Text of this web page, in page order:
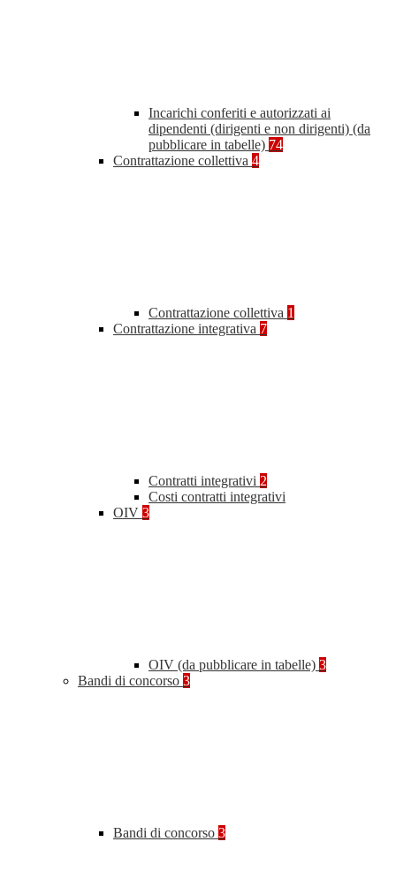
Incarichi conferiti e autorizzati ai
dipendenti (dirigenti e non dirigenti) (da
pubblicare in tabelle) 74
Contrattazione collettiva 4
Contrattazione collettiva 1
Contrattazione integrativa 7
Contratti integrativi 2
Costi contratti integrativi
OIV 3
OIV (da pubblicare in tabelle) 3
Bandi di concorso 3
Bandi di concorso 3